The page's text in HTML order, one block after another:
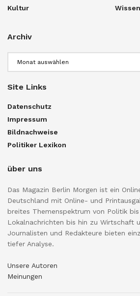
Kultur
Wissen
Archiv
Site Links
Datenschutz
Impressum
Bildnachweise
Politiker Lexikon
über uns
Das Magazin Berlin Morgen ist ein
Deutschland mit Online- und
breites Themenspektrum von Politik
Lokalnachrichten bis hin zu Wirtschaft
Journalisten und Redakteure bieten
tiefer Analyse.
Unsere Autoren
Meinungen